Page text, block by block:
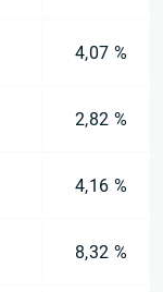
4,07 %
2,82 %
4,16 %
8,32 %